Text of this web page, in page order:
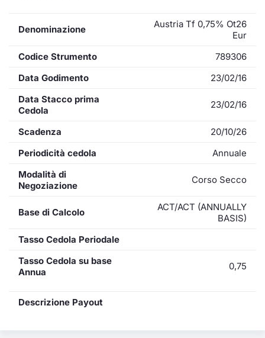
Denominazione
Austria Tf 0,75% Ot26
Eur
Codice Strumento
789306
Data Godimento
23/02/16
Data Stacco prima
Cedola
23/02/16
Scadenza
20/10/26
Periodicità cedola
Annuale
Modalità di
Negoziazione
Corso Secco
Base di Calcolo
ACT/ACT (ANNUALLY
BASIS)
Tasso Cedola Periodale
Tasso Cedola su base
Annua
0,75
Descrizione Payout